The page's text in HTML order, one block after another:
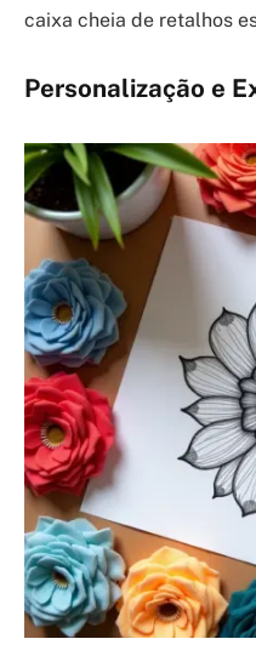
caixa cheia de retalhos
Personalização e